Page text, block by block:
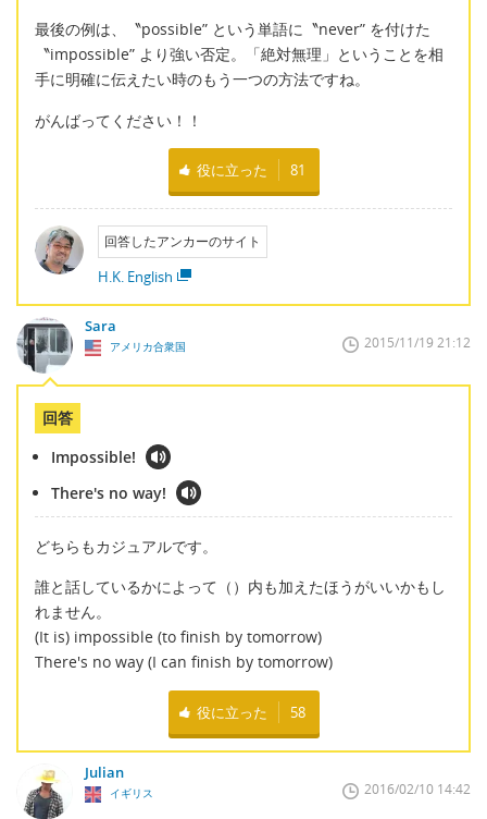
最後の例は、〝possible” という単語に〝never” を付けた
〝impossible” より強い否定。「絶対無理」ということを相
手に明確に伝えたい時のもう一つの方法ですね。
がんばってください！！
役に立った 81
回答したアンカーのサイト
H.K. English
Sara
アメリカ合衆国 2015/11/19 21:12
回答
Impossible!
There's no way!
どちらもカジュアルです。
誰と話しているかによって（）内も加えたほうがいいかもし
れません。
(It is) impossible (to finish by tomorrow)
There's no way (I can finish by tomorrow)
役に立った 58
Julian
イギリス 2016/02/10 14:42